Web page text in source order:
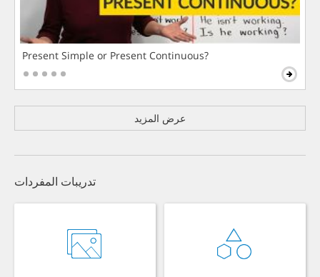
Present Simple or Present Continuous?
عرض المزيد
تدريبات المفردات